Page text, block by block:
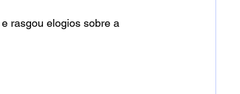
rasgou elogios sobre a